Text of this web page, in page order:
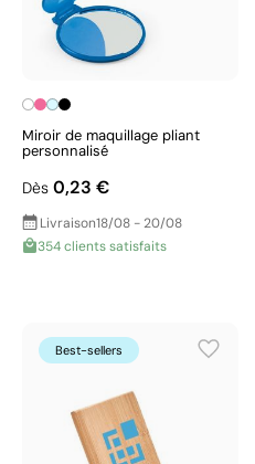
Miroir de maquillage pliant
personnalisé
Dès 0,23 €
Livraison18/08 - 20/08
354 clients satisfaits
Best-sellers